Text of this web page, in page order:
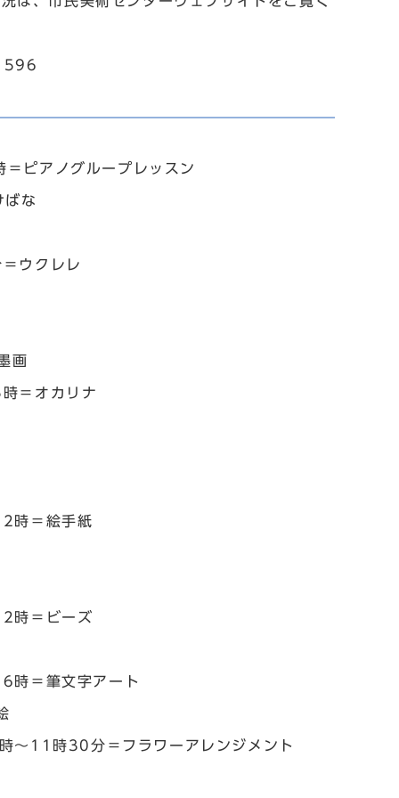
ピアノグループレッスン
な
ウクレレ
画
＝オカリナ
時＝絵手紙
時＝ビーズ
＝筆文字アート
11時30分＝フラワーアレンジメント